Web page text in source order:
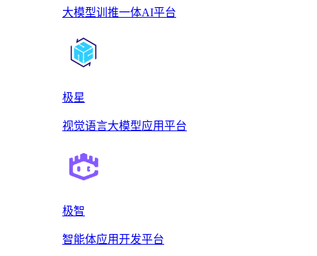
大模型训推一体AI平台
极星
视觉语言大模型应用平台
极智
智能体应用开发平台